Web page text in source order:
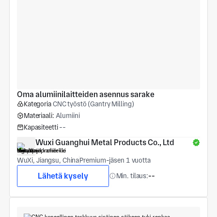
Oma alumiinilaitteiden asennus sarake
KategoriaCNC työstö (Gantry Milling)
Materiaali: Alumiini
Kapasiteetti --
Wuxi Guanghui Metal Products Co., Ltd
WuXi, Jiangsu, ChinaPremium-jäsen 1 vuotta
Lähetä kysely Min. tilaus:--